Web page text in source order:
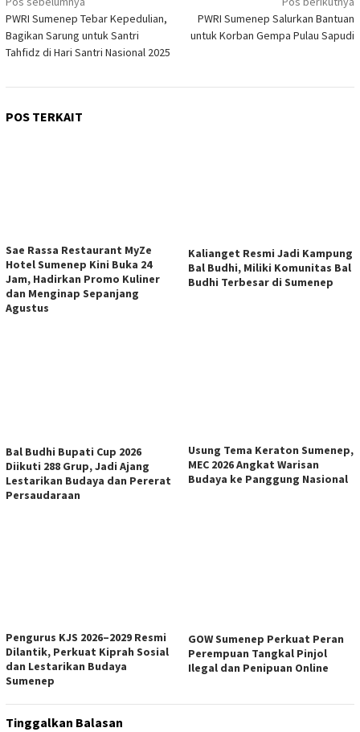
pos
PWRI Sumenep Tebar Kepedulian,
Bagikan Sarung untuk Santri
Tahfidz di Hari Santri Nasional 2025
PWRI Sumenep Salurkan Bantuan
untuk Korban Gempa Pulau Sapudi
POS TERKAIT
Sae Rassa Restaurant MyZe
Hotel Sumenep Kini Buka 24
Jam, Hadirkan Promo Kuliner
dan Menginap Sepanjang
Agustus
Kalianget Resmi Jadi Kampung
Bal Budhi, Miliki Komunitas Bal
Budhi Terbesar di Sumenep
Bal Budhi Bupati Cup 2026
Diikuti 288 Grup, Jadi Ajang
Lestarikan Budaya dan Pererat
Persaudaraan
Usung Tema Keraton Sumenep,
MEC 2026 Angkat Warisan
Budaya ke Panggung Nasional
Pengurus KJS 2026–2029 Resmi
Dilantik, Perkuat Kiprah Sosial
dan Lestarikan Budaya
Sumenep
GOW Sumenep Perkuat Peran
Perempuan Tangkal Pinjol
Ilegal dan Penipuan Online
Tinggalkan Balasan